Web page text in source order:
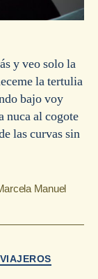
y veo solo la
la tertulia
bajo voy
nuca al cogote
las curvas sin
Manuel